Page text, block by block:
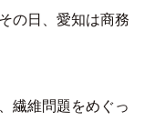
の日、愛知は商務
繊維問題をめぐっ